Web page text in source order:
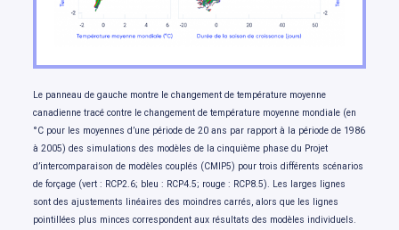
Le panneau de gauche montre le changement de température moyenne
canadienne tracé contre le changement de température moyenne mondiale (en
°C pour les moyennes d’une période de 20 ans par rapport à la période de 1986
à 2005) des simulations des modèles de la cinquième phase du Projet
d’intercomparaison de modèles couplés (CMIP5) pour trois différents scénarios
de forçage (vert : RCP2.6; bleu : RCP4.5; rouge : RCP8.5). Les larges lignes
sont des ajustements linéaires des moindres carrés, alors que les lignes
pointillées plus minces correspondent aux résultats des modèles individuels.
Notre avenir: des choix qui comptent